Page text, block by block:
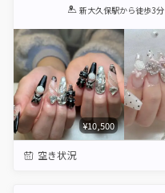
1 2 3 4 5
新大久保駅から徒歩3分
¥10,500
空き状況